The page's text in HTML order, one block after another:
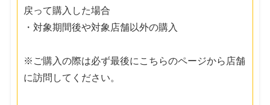
戻って購入した場合
・対象期間後や対象店舗以外の購入
※ご購入の際は必ず最後にこちらのページから店舗
に訪問してください。